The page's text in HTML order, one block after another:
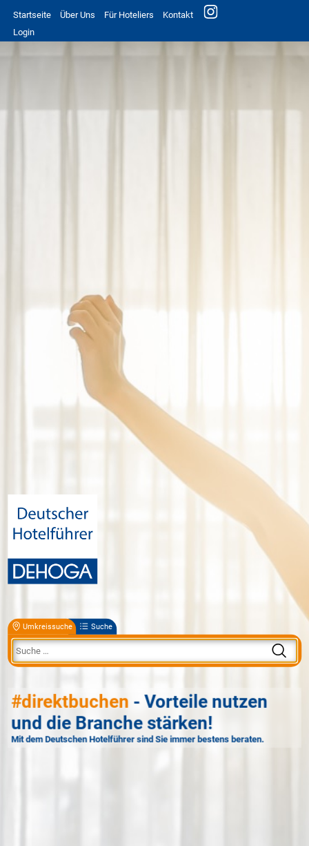
Startseite Über Uns Für Hoteliers
Kontakt
Login
Umkreissuche Suche
#direktbuchen - Vorteile nutzen
und die Branche stärken!
Mit dem Deutschen Hotelführer sind Sie immer bestens beraten.